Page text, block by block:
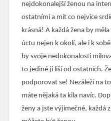
nejdokonalejší ženou na
ostatními a mít co nejvíce
krásná! A každá žena by
úctu nejen k okolí, ale i k
by svoje nedokonalosti
to jediné ji liší od ostatních.
podporovat se! Nezáleží na
máte nějaká ta kila navíc.
ženy a jste výjimečné, každá